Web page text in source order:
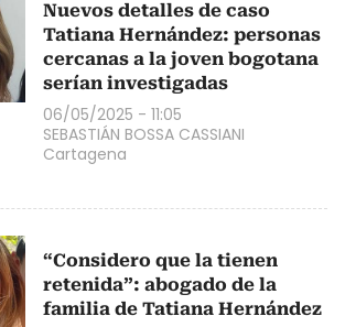
Nuevos detalles de caso
Tatiana Hernández: personas
cercanas a la joven bogotana
serían investigadas
06/05/2025 - 11:05
SEBASTIÁN BOSSA CASSIANI
Cartagena
“Considero que la tienen
retenida”: abogado de la
familia de Tatiana Hernández